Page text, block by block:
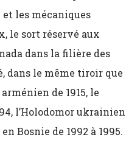
et les mécaniques
, le sort réservé aux
dans la filière des
dans le même tiroir que
de 1915, le
l’Holodomor ukrainien
Bosnie de 1992 à 1995.